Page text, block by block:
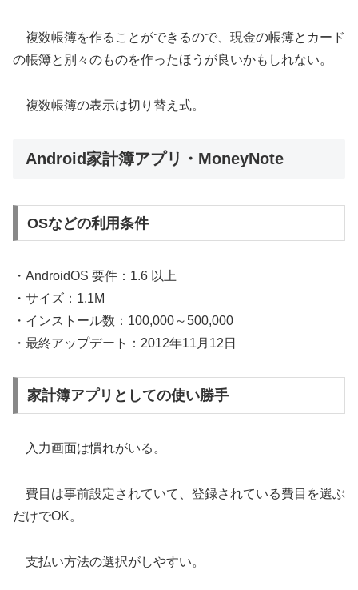
複数帳簿を作ることができるので、現金の帳簿とカード
の帳簿と別々のものを作ったほうが良いかもしれない。
複数帳簿の表示は切り替え式。
Android家計簿アプリ・MoneyNote
OSなどの利用条件
・AndroidOS 要件：1.6 以上
・サイズ：1.1M
・インストール数：100,000～500,000
・最終アップデート：2012年11月12日
家計簿アプリとしての使い勝手
入力画面は慣れがいる。
費目は事前設定されていて、登録されている費目を選ぶ
だけでOK。
支払い方法の選択がしやすい。